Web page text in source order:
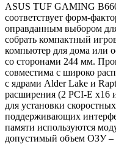
ASUS TUF GAMING
соответствует форм-
оправданным выбором
собрать компактный
компьютер для дома или
со сторонами 244 мм.
совместима с широко
с ядрами Alder Lake и
расширения (2 PCI-E x16
для установки
поддерживающих
памяти используются
допустимый объем ОЗУ –